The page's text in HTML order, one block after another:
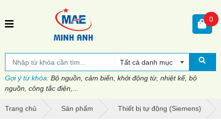
Tất cả danh mục
Gợi ý từ khóa: Bộ nguồn, cảm biến, khởi động từ, nhiệt kế, bộ
nguồn, công tắc điện,...
0
Trang chủ Sản phẩm Thiết bị tự động (Siemens)